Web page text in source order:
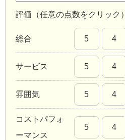
評価（任意の点数をクリック）
総合 5 4
サービス 5 4
雰囲気 5 4
コストパフォ
ーマンス
5 4